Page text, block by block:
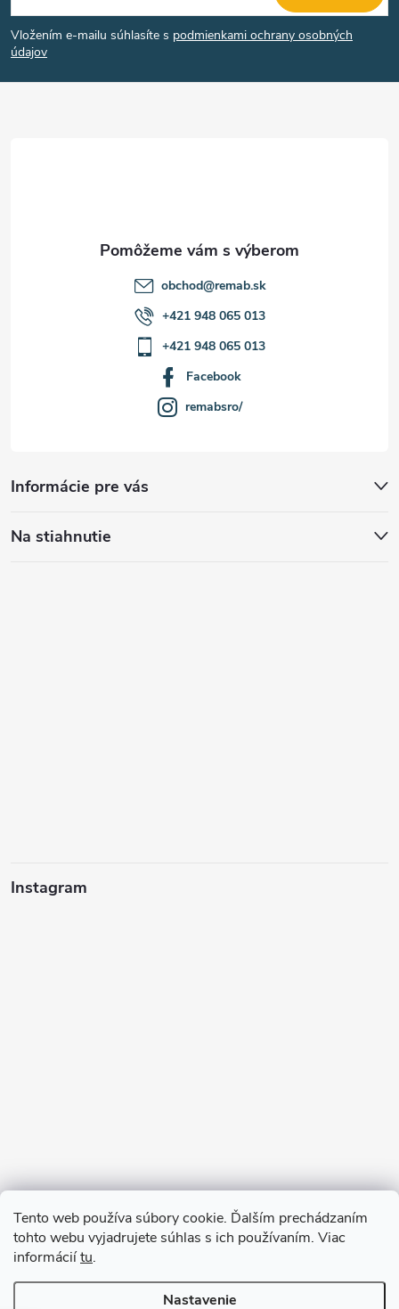
Tento web používa súbory cookie. Ďalším prechádzaním
tohto webu vyjadrujete súhlas s ich používaním. Viac
informáciítu.
Nastavenie
á
p
Vložením e-mailu súhlasíte s podmienkami ochrany osobných
údajov
Informácie pre vás
Na stiahnutie
Instagram
Sledovať na Instagrame
obchod@remab.sk
+421 948 065 013
+421 948 065 013
Facebook
remabsro/